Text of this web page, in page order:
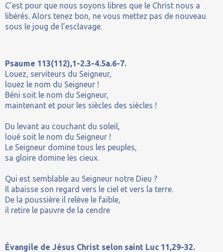
C’est pour que nous soyons libres que le Christ nous a
libérés. Alors tenez bon, ne vous mettez pas de nouveau
sous le joug de l’esclavage.
Psaume 113(112),1-2.3-4.5a.6-7.
Louez, serviteurs du Seigneur,
louez le nom du Seigneur !
Béni soit le nom du Seigneur,
maintenant et pour les siècles des siècles !
Du levant au couchant du soleil,
loué soit le nom du Seigneur !
Le Seigneur domine tous les peuples,
sa gloire domine les cieux.
Qui est semblable au Seigneur notre Dieu ?
Il abaisse son regard vers le ciel et vers la terre.
De la poussière il relève le faible,
il retire le pauvre de la cendre
Évangile de Jésus Christ selon saint Luc 11,29-32.